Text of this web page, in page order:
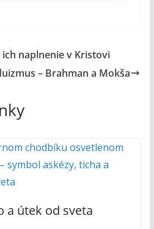
naplnenie v Kristovi
– Brahman a Mokša
a útek od sveta